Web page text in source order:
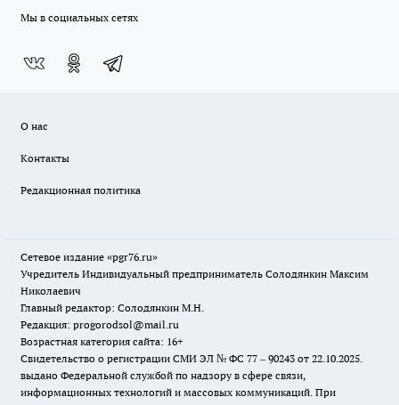
Мы в социальных сетях
О нас
Контакты
Редакционная политика
Сетевое издание «pgr76.ru»
Учредитель Индивидуальный предприниматель Солодянкин Максим
Николаевич
Главный редактор: Солодянкин М.Н.
Редакция: progorodsol@mail.ru
Возрастная категория сайта: 16+
Свидетельство о регистрации СМИ ЭЛ № ФС 77 – 90243 от 22.10.2025.
выдано Федеральной службой по надзору в сфере связи,
информационных технологий и массовых коммуникаций. При